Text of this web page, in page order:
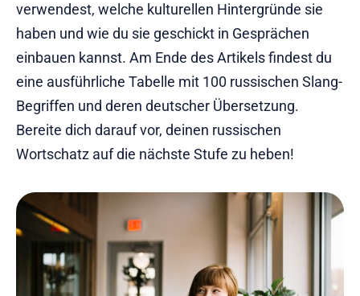
verwendest, welche kulturellen Hintergründe sie
haben und wie du sie geschickt in Gesprächen
einbauen kannst. Am Ende des Artikels findest du
eine ausführliche Tabelle mit 100 russischen Slang-
Begriffen und deren deutscher Übersetzung.
Bereite dich darauf vor, deinen russischen
Wortschatz auf die nächste Stufe zu heben!